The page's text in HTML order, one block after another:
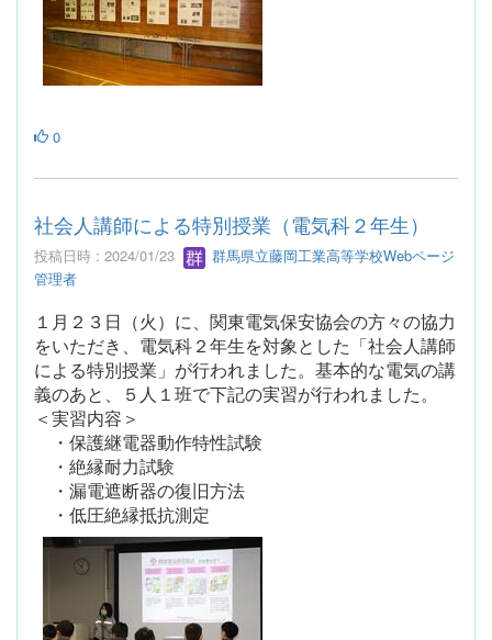
0
社会人講師による特別授業（電気科２年生）
投稿日時 : 2024/01/23
群馬県立藤岡工業高等学校Webページ
管理者
１月２３日（火）に、関東電気保安協会の方々の協力
をいただき、電気科２年生を対象とした「社会人講師
による特別授業」が行われました。基本的な電気の講
義のあと、５人１班で下記の実習が行われました。
＜実習内容＞
・保護継電器動作特性試験
・絶縁耐力試験
・漏電遮断器の復旧方法
・低圧絶縁抵抗測定